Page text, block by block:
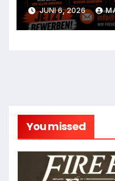
JUNI 6, 2026
You missed